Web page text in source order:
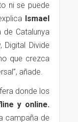
ni se puede
Ismael
Catalunya
Divide
que crezca
añade.
donde los
y online.
campaña de